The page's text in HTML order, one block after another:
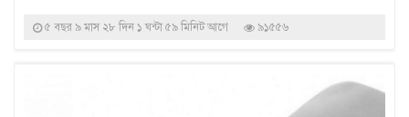
৫ বছর ৯ মাস ২৮ দিন ১ ঘন্টা ৫৯ মিনিট আগে ৯১৫৫৬